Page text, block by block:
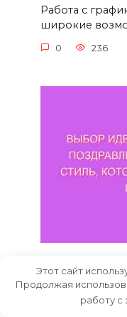
Работа с
широкие
0 236
стиль,
Этот сайт
Продолжая
работу с